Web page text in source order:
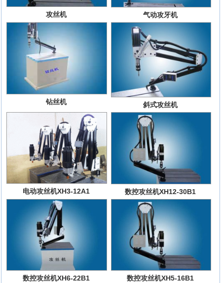
攻丝机 气动攻牙机
钻丝机 斜式攻丝机
电动攻丝机XH3-12A1 数控攻丝机XH12-30B1
数控攻丝机XH6-22B1 数控攻丝机XH5-16B1